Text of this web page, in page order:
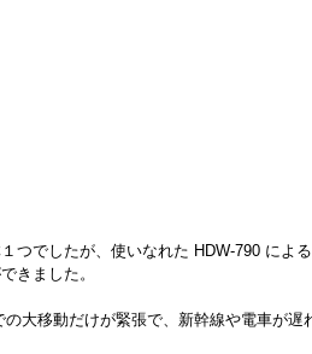
つでしたが、使いなれた HDW-790 によ
きました。
大移動だけが緊張で、新幹線や電車が遅